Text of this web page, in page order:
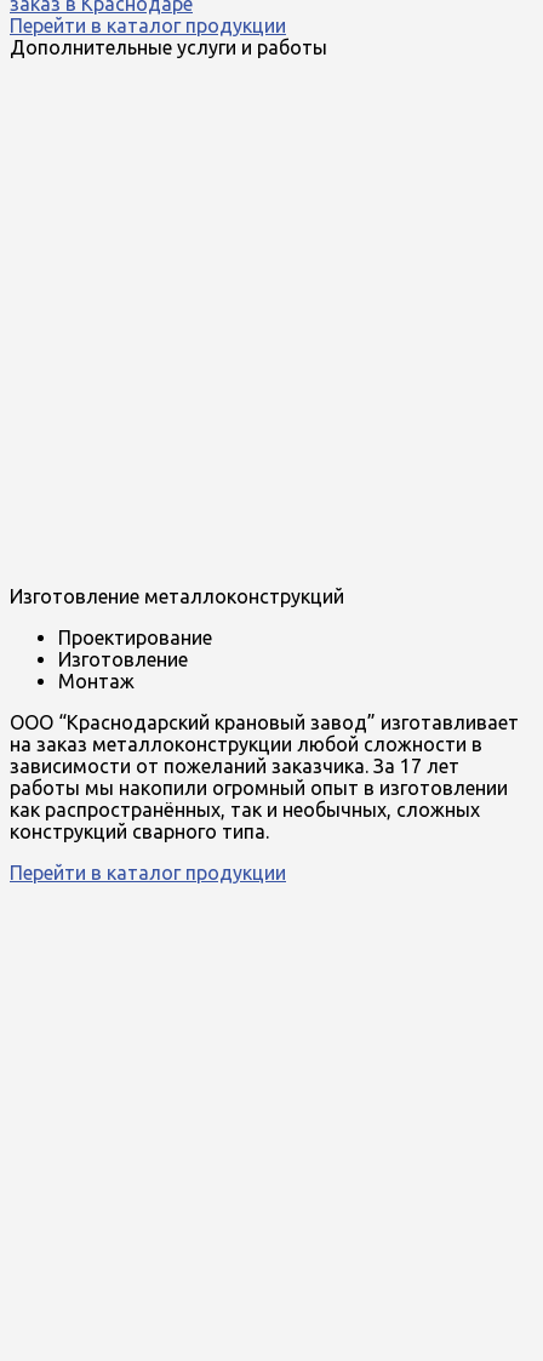
Перейти в каталог продукции
Дополнительные услуги и работы
Изготовление металлоконструкций
Проектирование
Изготовление
Монтаж
ООО “Краснодарский крановый завод” изготавливает
на заказ металлоконструкции любой сложности в
зависимости от пожеланий заказчика. За 17 лет
работы мы накопили огромный опыт в изготовлении
как распространённых, так и необычных, сложных
конструкций сварного типа.
Перейти в каталог продукции